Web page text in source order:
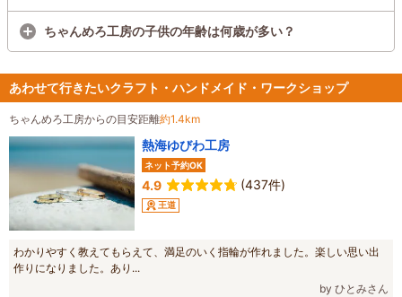
ちゃんめろ工房の子供の年齢は何歳が多い？
あわせて行きたいクラフト・ハンドメイド・ワークショップ
ちゃんめろ工房からの目安距離約1.4km
熱海ゆびわ工房
ネット予約OK
4.9 (437件)
王道
わかりやすく教えてもらえて、満足のいく指輪が作れました。楽しい思い出
作りになりました。あり...
by ひとみさん